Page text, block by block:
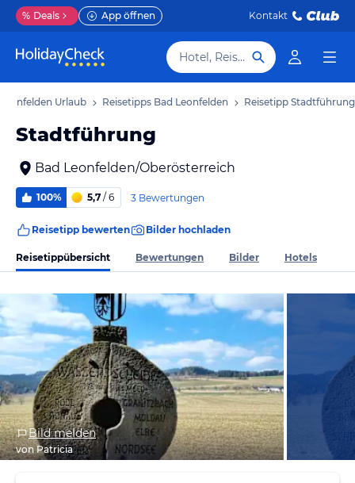
% Deals App öffnen Kontakt
Hotel, Reiseziel
Urlaub Reisetipps Bad Leonfelden Reisetipp Stadtführung
Stadtführung
Bad Leonfelden/Oberösterreich
100% 5,7 / 6 3 Bewertungen
Reisetipp bewerten Bilder hochladen
Reisetippübersicht Bewertungen Bilder Hotels
Bild melden
von Patricia